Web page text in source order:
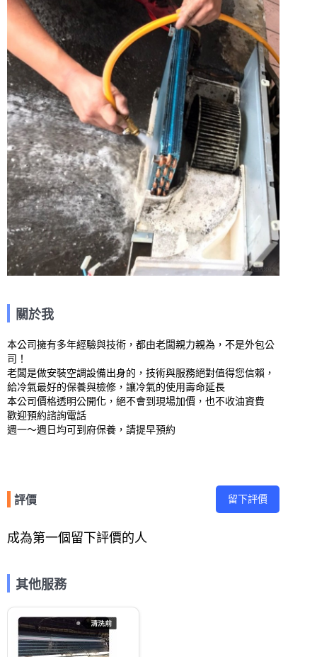
關於我
本公司擁有多年經驗與技術，都由老闆親力親為，不是外包公
司！
老闆是做安裝空調設備出身的，技術與服務絕對值得您信賴，
給冷氣最好的保養與檢修，讓冷氣的使用壽命延長
本公司價格透明公開化，絕不會到現場加價，也不收油資費
歡迎預約諮詢電話
週一～週日均可到府保養，請提早預約
評價 留下評價
成為第一個留下評價的人
其他服務